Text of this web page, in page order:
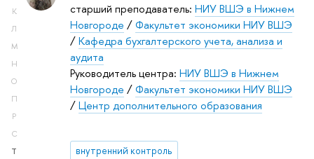
К
Л
М
Н
О
П
Р
С
Т
старший преподаватель: НИУ ВШЭ в Нижнем
Новгороде /Факультет экономики НИУ ВШЭ
/Кафедра бухгалтерского учета, анализа и
аудита
Руководитель центра: НИУ ВШЭ в Нижнем
Новгороде /Факультет экономики НИУ ВШЭ
/Центр дополнительного образования
внутренний контроль